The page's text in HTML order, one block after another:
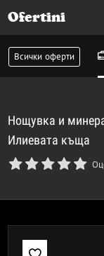
Ofertini
Всички оферти
Нощувка и
Илиевата къща